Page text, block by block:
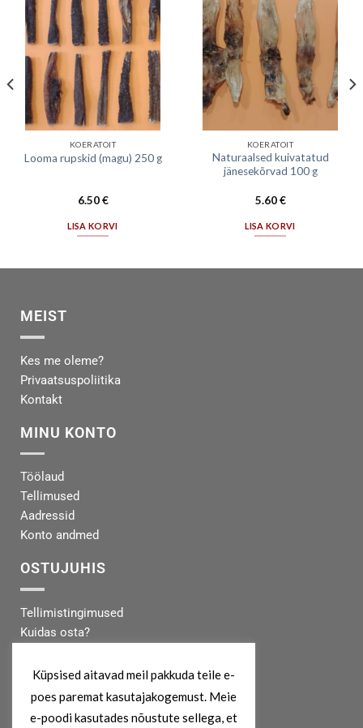
KOERATOIT
Looma rupskid (magu) 250 g
6.50€
LISA KORVI
KOERATOIT
Naturaalsed kuivatatud
jänesekõrvad 100 g
5.60€
LISA KORVI
MEIST
Kes me oleme?
Privaatsuspoliitika
Kontakt
MINU KONTO
Töölaud
Tellimused
Aadressid
Konto andmed
OSTUJUHIS
Tellimistingimused
Kuidas osta?
Tarneinfo
MEIST
Küpsised aitavad meil pakkuda teile e-
poes paremat kasutajakogemust. Meie
e-poodi kasutades nõustute sellega, et